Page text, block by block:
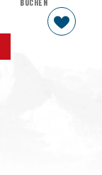
BUCHEN